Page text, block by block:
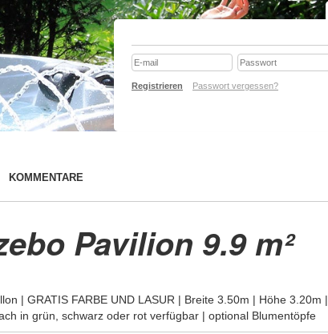
Registrieren Passwort vergessen?
KOMMENTARE
Pavilion 9.9 m²
| GRATIS FARBE UND LASUR | Breite 3.50m | Höhe 3.20m |
in grün, schwarz oder rot verfügbar | optional Blumentöpfe